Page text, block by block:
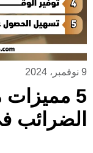
9 نوفمبر، 2024
5
الضرائب